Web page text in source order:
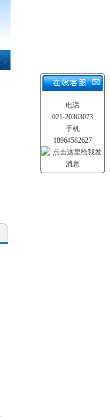
电话
021-20363073
手机
18964582627